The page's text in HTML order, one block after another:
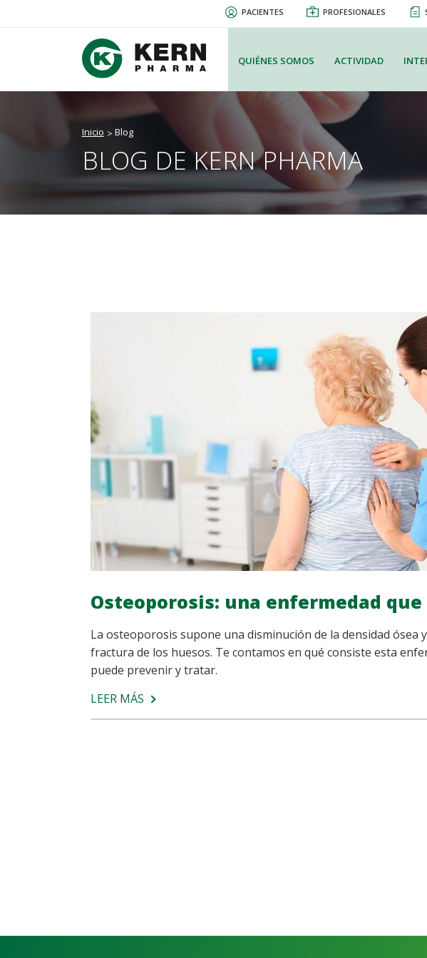
PACIENTES PROFESIONALES
QUIÉNES SOMOS ACTIVIDAD
Inicio Blog
BLOG DE KERN PHARMA
Osteoporosis: una enfermedad
La osteoporosis supone una disminución de la densidad ósea
fractura de los huesos. Te contamos en qué consiste esta
puede prevenir y tratar.
LEER MÁS SOBRE
OSTEOPOROSIS: